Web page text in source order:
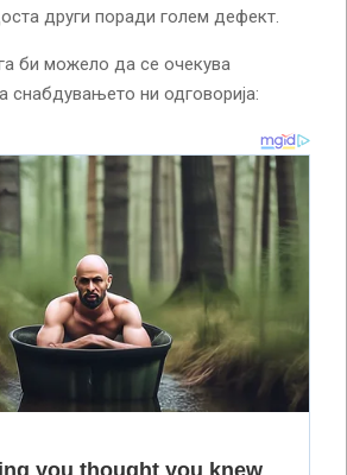
други поради голем дефект.
би можело да се очекува
снабдувањето ни одговорија: